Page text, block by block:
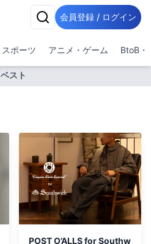
会員登録 / ログイン
スポーツ アニメ・ゲーム BtoB・
ベスト
POST O’ALLS for Southw